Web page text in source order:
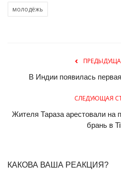
молодёжь
В Индии появилась
СЛЕДУЮЩАЯ
Жителя Тараза арестовали на
брань в
КАКОВА ВАША РЕАКЦИЯ?